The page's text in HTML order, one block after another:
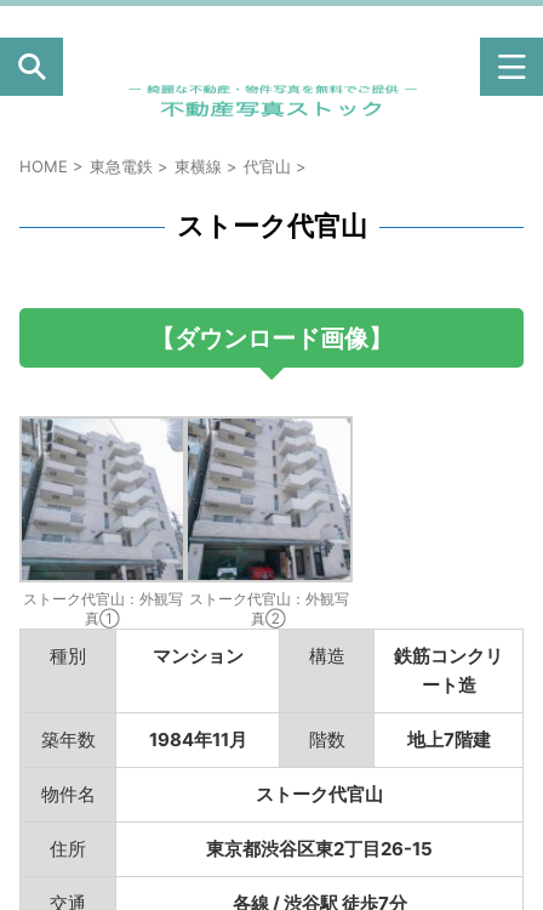
HOME > 東急電鉄 > 東横線 > 代官山 >
ストーク代官山
【ダウンロード画像】
ストーク代官山：外観写
真①
ストーク代官山：外観写
真②
種別 マンション 構造
鉄筋コンクリ
ート造
築年数 1984年11月 階数 地上7階建
物件名 ストーク代官山
住所 東京都渋谷区東2丁目26-15
交通 各線 / 渋谷駅 徒歩7分